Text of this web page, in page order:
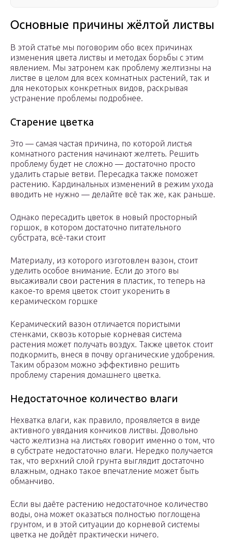
Основные причины жёлтой листвы
В этой статье мы поговорим обо всех причинах
изменения цвета листвы и методах борьбы с этим
явлением. Мы затронем как проблему желтизны на
листве в целом для всех комнатных растений, так и
для некоторых конкретных видов, раскрывая
устранение проблемы подробнее.
Старение цветка
Это — самая частая причина, по которой листья
комнатного растения начинают желтеть. Решить
проблему будет не сложно — достаточно просто
удалить старые ветви. Пересадка также поможет
растению. Кардинальных изменений в режим ухода
вводить не нужно — делайте всё так же, как раньше.
Однако пересадить цветок в новый просторный
горшок, в котором достаточно питательного
субстрата, всё-таки стоит
Материалу, из которого изготовлен вазон, стоит
уделить особое внимание. Если до этого вы
высаживали свои растения в пластик, то теперь на
какое-то время цветок стоит укоренить в
керамическом горшке
Керамический вазон отличается пористыми
стенками, сквозь которые корневая система
растения может получать воздух. Также цветок стоит
подкормить, внеся в почву органические удобрения.
Таким образом можно эффективно решить
проблему старения домашнего цветка.
Недостаточное количество влаги
Нехватка влаги, как правило, проявляется в виде
активного увядания кончиков листвы. Довольно
часто желтизна на листьях говорит именно о том, что
в субстрате недостаточно влаги. Нередко получается
так, что верхний слой грунта выглядит достаточно
влажным, однако такое впечатление может быть
обманчиво.
Если вы даёте растению недостаточное количество
воды, она может оказаться полностью поглощена
грунтом, и в этой ситуации до корневой системы
цветка не дойдёт практически ничего.